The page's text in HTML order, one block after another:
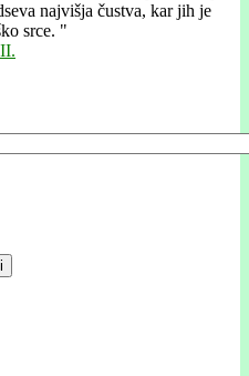
najvišja čustva, kar jih je
srce. "